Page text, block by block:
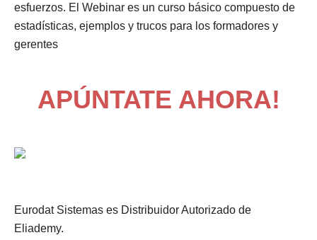
esfuerzos. El Webinar es un curso básico compuesto de
estadísticas, ejemplos y trucos para los formadores y
gerentes
APÚNTATE AHORA!
Eurodat Sistemas es Distribuidor Autorizado de
Eliademy.